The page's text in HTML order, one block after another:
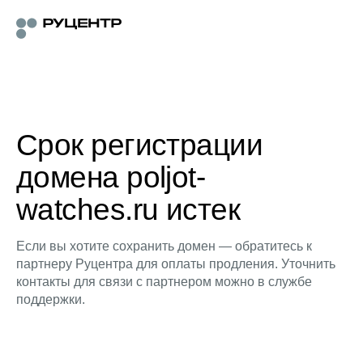
Срок регистрации
домена poljot-
watches.ru истек
Если вы хотите сохранить домен — обратитесь к
партнеру Руцентра для оплаты продления. Уточнить
контакты для связи с партнером можно в службе
поддержки.